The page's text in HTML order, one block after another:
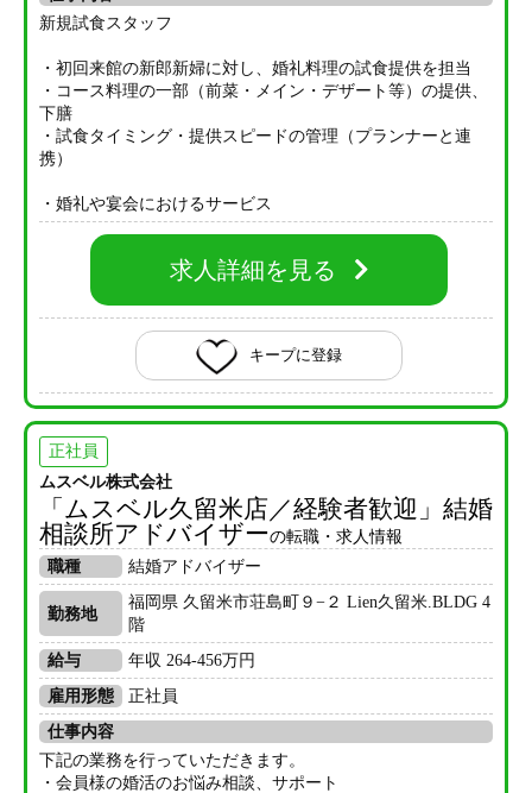
新規試食スタッフ
・初回来館の新郎新婦に対し、婚礼料理の試食提供を担当
・コース料理の一部（前菜・メイン・デザート等）の提供、
下膳
・試食タイミング・提供スピードの管理（プランナーと連
携）
・婚礼や宴会におけるサービス
求人詳細を見る
キープに登録
正社員
ムスベル株式会社
「ムスベル久留米店／経験者歓迎」結婚
相談所アドバイザーの転職・求人情報
職種
結婚アドバイザー
勤務地
福岡県 久留米市荘島町９−２ Lien久留米.BLDG 4
階
給与
年収 264-456万円
雇用形態
正社員
仕事内容
下記の業務を行っていただきます。
・会員様の婚活のお悩み相談、サポート